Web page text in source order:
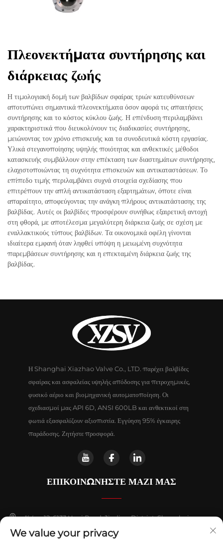
Πλεονεκτήματα συντήρησης και
διάρκειας ζωής
Η τιμολογιακή δομή των βαλβίδων σφαίρας τριών κατευθύνσεων
αποτυπώνει σημαντικά πλεονεκτήματα όσον αφορά τις απαιτήσεις
συντήρησης και το κόστος κύκλου ζωής. Η επένδυση περιλαμβάνει
χαρακτηριστικά που διευκολύνουν τις διαδικασίες συντήρησης,
μειώνοντας τον χρόνο επισκευής και τα συνοδευτικά κόστη εργασίας.
Υλικά στεγανοποίησης υψηλής ποιότητας και ανθεκτικές μέθοδοι
κατασκευής συμβάλλουν στην επέκταση των διαστημάτων συντήρησης,
ελαχιστοποιώντας τη συχνότητα επισκευών και αντικαταστάσεων. Το
επίπεδο τιμής περιλαμβάνει συχνά στοιχεία σχεδίασης που
επιτρέπουν την απλή αντικατάσταση εξαρτημάτων, όποτε είναι
απαραίτητο, αποφεύγοντας την ανάγκη πλήρους αντικατάστασης της
βαλβίδας. Αυτές οι βαλβίδες προσφέρουν συνήθως εξαιρετική αντοχή
στη φθορά, με αποτέλεσμα μεγαλύτερη διάρκεια ζωής σε σχέση με
εναλλακτικούς τύπους βαλβίδων. Τα οικονομικά οφέλη γίνονται
ιδιαίτερα εμφανή όταν ληφθεί υπόψη η μειωμένη συχνότητα
παρεμβάσεων συντήρησης και η επεκταμένη διάρκεια ζωής της
βαλβίδας.
Η Shanghai Xiazhao Valve Co., LTD. παρέχει βαλβίδες
σφαίρας και ασφαλείας υψηλής απόδοσης για πετροχημικές,
φυσικό αέριο και βιομηχανική αυτοματοποίηση. Οι
σχεδιασμοί μας API 6D, ANSI 600LB και ανθεκτικοί στη
φωτιά εξασφαλίζουν αξιοπιστία. Εγγύηση 95% έγκαιρης
παράδοσης. Ζητήστε προσφορά.
ΕΠΙΚΟΙΝΩΝΗΣΤΕ ΜΑΖΙ ΜΑΣ
Κτίριο 12, 6133 Huyi Road, Jiading District, Shanghai
+86-18018653319
We value your privacy